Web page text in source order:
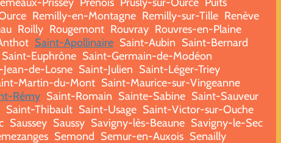
Remilly-en-Montagne Remilly-sur-Tille Renève
Roilly Rougemont Rouvray Rouvres-en-Plaine
Saint-Apollinaire Saint-Aubin Saint-Bernard
Saint-Euphrône Saint-Germain-de-Modéon
de-Losne Saint-Julien Saint-Léger-Triey
Martin-du-Mont Saint-Maurice-sur-Vingeanne
Rémy Saint-Romain Sainte-Sabine Saint-Sauveur
Saint-Thibault Saint-Usage Saint-Victor-sur-Ouche
Saussey Saussy Savigny-lès-Beaune Savigny-le-Sec
Semond Semur-en-Auxois Senailly